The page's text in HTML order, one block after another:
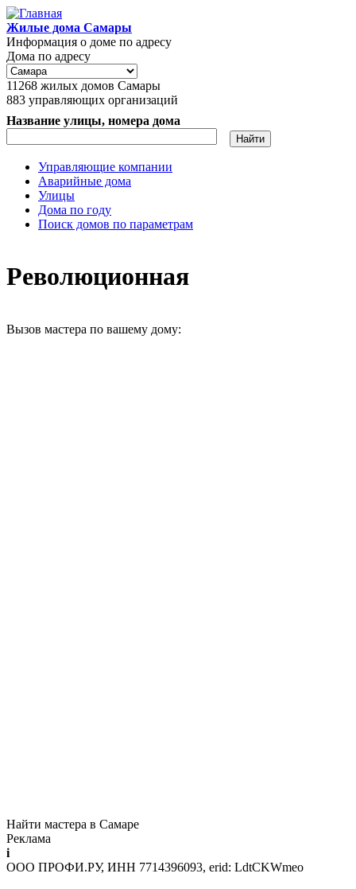
Перейти к основному содержанию
Жилые дома Самары
Информация о доме по адресу
Дома по адресу
11268 жилых домов Самары
883 управляющих организаций
Название улицы, номера дома
Главное меню
Управляющие компании
Аварийные дома
Улицы
Дома по году
Поиск домов по параметрам
Революционная
Вызов мастера по вашему дому:
Найти мастера в Самаре
Реклама
i
ООО ПРОФИ.РУ, ИНН 7714396093, erid: LdtCKWmeo